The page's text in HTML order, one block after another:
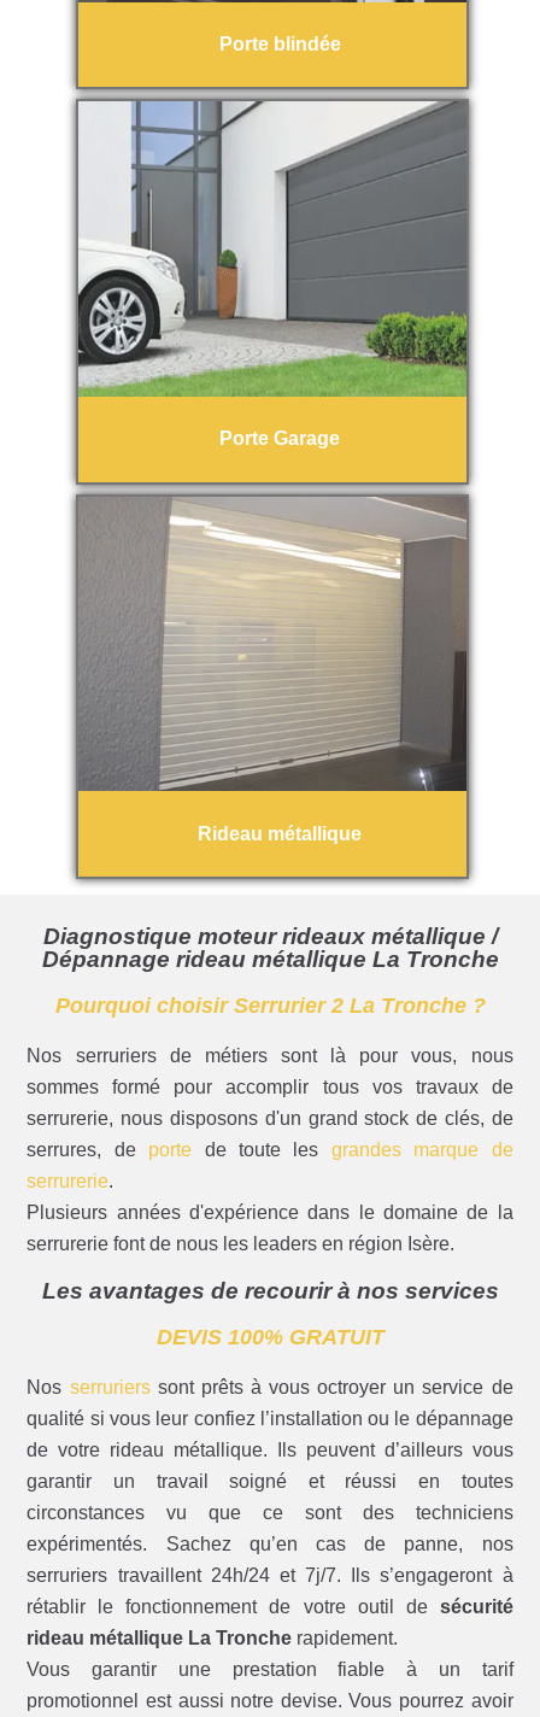
Porte blindée
Porte Garage
Rideau métallique
Diagnostique moteur rideaux métallique /
Dépannage rideau métallique La Tronche
Pourquoi choisir Serrurier 2 La Tronche ?
Nos serruriers de métiers sont là pour vous, nous
sommes formé pour accomplir tous vos travaux de
serrurerie, nous disposons d'un grand stock de clés, de
serrures, de porte de toute les grandes marque de
serrurerie.
Plusieurs années d'expérience dans le domaine de la
serrurerie font de nous les leaders en région Isère.
Les avantages de recourir à nos services
DEVIS 100% GRATUIT
Nos serrurierssont prêts à vous octroyer un service de
qualité si vous leur confiez l’installation ou le dépannage
de votre rideau métallique. Ils peuvent d’ailleurs vous
garantir un travail soigné et réussi en toutes
circonstances vu que ce sont des techniciens
expérimentés. Sachez qu’en cas de panne, nos
serruriers travaillent 24h/24 et 7j/7. Ils s’engageront à
rétablir le fonctionnement de votre outil de sécurité
rideau métallique La Tronche rapidement.
Vous garantir une prestation fiable à un tarif
promotionnel est aussi notre devise. Vous pourrez avoir